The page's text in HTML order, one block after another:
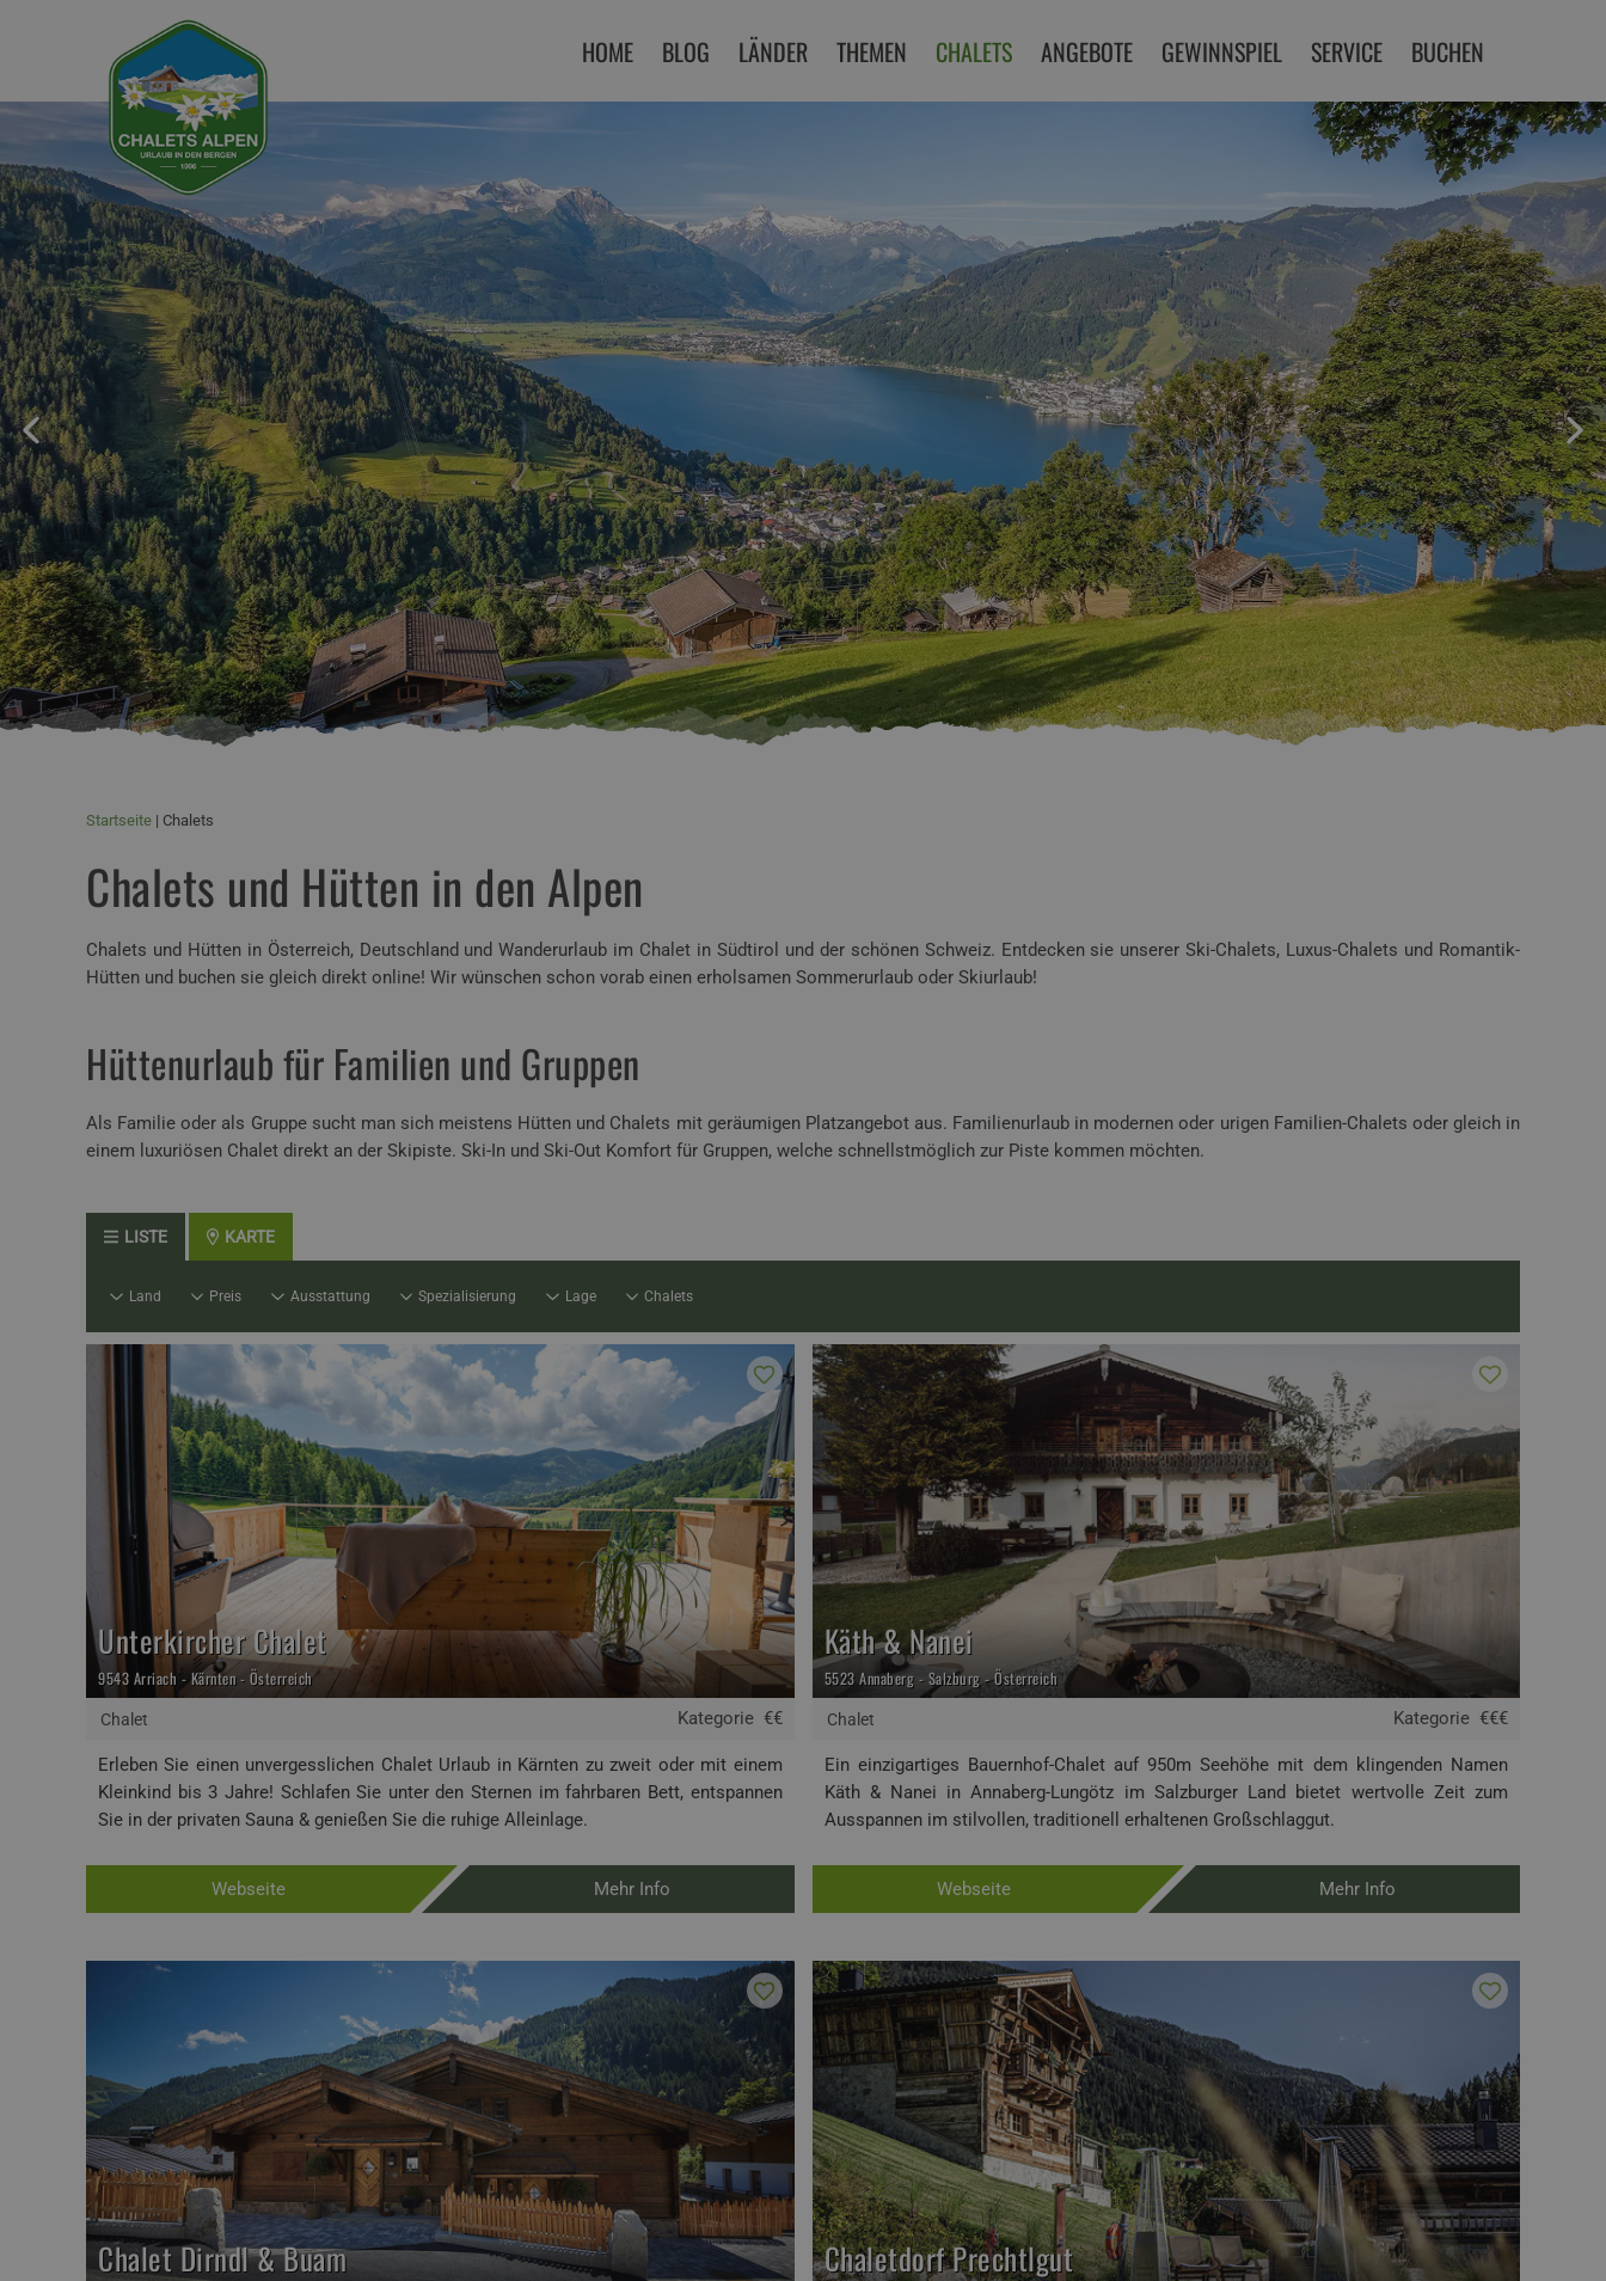
HOME BLOG LÄNDER THEMEN CHALETS ANGEBOTE GEWINNSPIEL SERVICE BUCHEN
Startseite Chalets
Chalets und Hütten in den Alpen
Chalets und Hütten in Österreich, Deutschland und Wanderurlaub im Chalet in Südtirol und der schönen Schweiz. Entdecken sie unserer Ski-Chalets, Luxus-Chalets und Romantik-
Hütten und buchen sie gleich direkt online! Wir wünschen schon vorab einen erholsamen Sommerurlaub oder Skiurlaub!
Hüttenurlaub für Familien und Gruppen
Als Familie oder als Gruppe sucht man sich meistens Hütten und Chalets mit geräumigen Platzangebot aus. Familienurlaub in modernen oder urigen Familien-Chalets oder gleich in
einem luxuriösen Chalet direkt an der Skipiste. Ski-In und Ski-Out Komfort für Gruppen, welche schnellstmöglich zur Piste kommen möchten.
LISTE KARTE
Land Preis Ausstattung Spezialisierung Lage Chalets
Chalet
Unterkircher Chalet
9543 Arriach - Kärnten - Österreich
Kategorie €€
Erleben Sie einen unvergesslichen Chalet Urlaub in Kärnten zu zweit oder mit einem
Kleinkind bis 3 Jahre! Schlafen Sie unter den Sternen im fahrbaren Bett, entspannen
Sie in der privaten Sauna & genießen Sie die ruhige Alleinlage.
Webseite Mehr Info
Chalet
Käth & Nanei
5523 Annaberg - Salzburg - Österreich
Kategorie €€€
Ein einzigartiges Bauernhof-Chalet auf 950m Seehöhe mit dem klingenden Namen
Käth & Nanei in Annaberg-Lungötz im Salzburger Land bietet wertvolle Zeit zum
Ausspannen im stilvollen, traditionell erhaltenen Großschlaggut.
Webseite Mehr Info
Chalet Dirndl & Buam Chaletdorf Prechtlgut